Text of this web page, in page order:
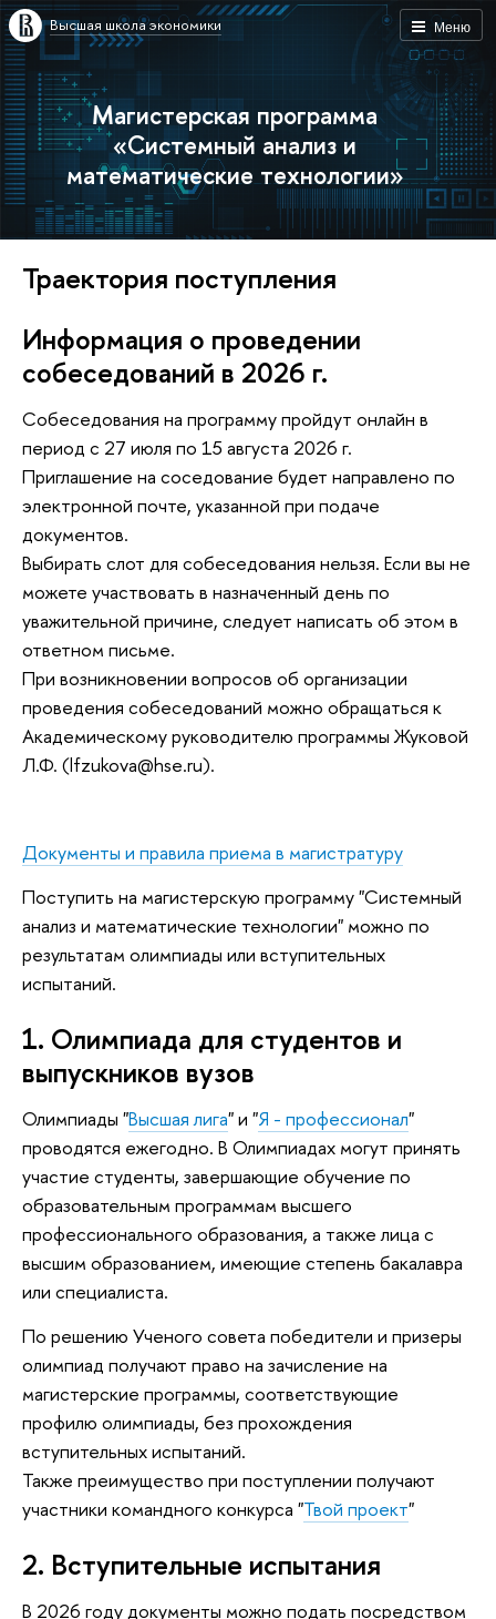
Меню
Высшая школа экономики
Магистерская программа
«Системный анализ и
математические технологии»
Траектория поступления
Информация о проведении
собеседований в 2026 г.
Собеседования на программу пройдут онлайн в
период c 27 июля по 15 августа 2026 г.
Приглашение на соседование будет направлено по
электронной почте, указанной при подаче
документов.
Выбирать слот для собеседования нельзя. Если вы не
можете участвовать в назначенный день по
уважительной причине, следует написать об этом в
ответном письме.
При возникновении вопросов об организации
проведения собеседований можно обращаться к
Академическому руководителю программы Жуковой
Л.Ф. (lfzukova@hse.ru).
Документы и правила приема в магистратуру
Поступить на магистерскую программу "Системный
анализ и математические технологии" можно по
результатам олимпиады или вступительных
испытаний.
1. Олимпиада для студентов и
выпускников вузов
Олимпиады "Высшая лига" и "Я - профессионал"
проводятся ежегодно. В Олимпиадах могут принять
участие студенты, завершающие обучение по
образовательным программам высшего
профессионального образования, а также лица с
высшим образованием, имеющие степень бакалавра
или специалиста.
По решению Ученого совета победители и призеры
олимпиад получают право на зачисление на
магистерские программы, соответствующие
профилю олимпиады, без прохождения
вступительных испытаний.
Также преимущество при поступлении получают
участники командного конкурса "Твой проект"
2. Вступительные испытания
В 2026 году документы можно подать посредством